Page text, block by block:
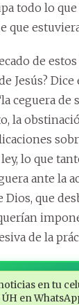
todo lo
que
de
Jesús?
ceguera de
la
lo que
ante la
Dios, que
de la
en tu
en